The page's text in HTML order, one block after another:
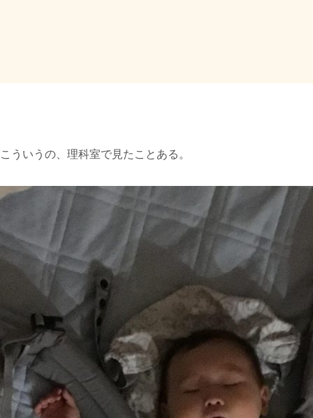
こういうの、理科室で見たことある。